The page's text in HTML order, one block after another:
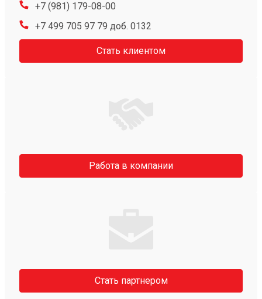
+7 (981) 179-08-00
+7 499 705 97 79 доб. 0132
Стать клиентом
Работа в компании
Стать партнером